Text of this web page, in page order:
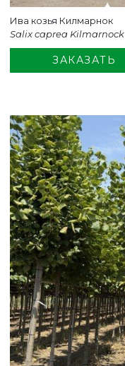
Ива козья Килмарнок
Salix caprea Kilmarnock
ЗАКАЗАТЬ